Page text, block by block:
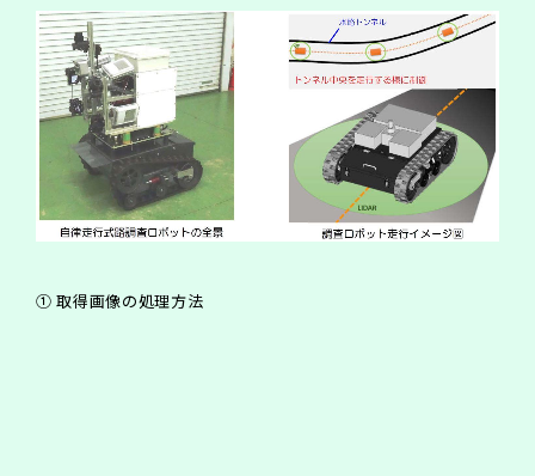
① 取得画像の処理方法